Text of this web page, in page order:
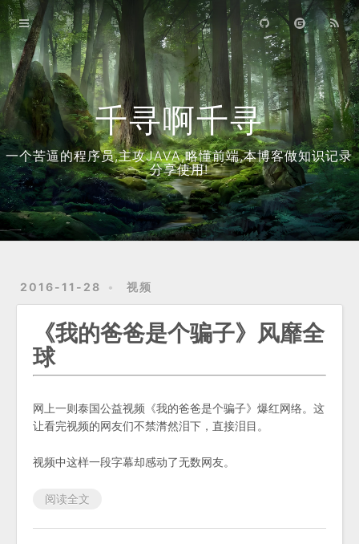
千寻啊千寻
一个苦逼的程序员,主攻JAVA,略懂前端,本博客做知识记录
分享使用!
2016-11-28 视频
《我的爸爸是个骗子》风靡全
球
网上一则泰国公益视频《我的爸爸是个骗子》爆红网络。这
让看完视频的网友们不禁潸然泪下，直接泪目。
视频中这样一段字幕却感动了无数网友。
阅读全文
首页
归档
关于